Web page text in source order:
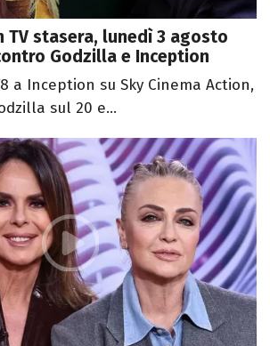
TV stasera, lunedì 3 agosto
Godzilla e Inception
a Inception su Sky Cinema Action,
sul 20 e...